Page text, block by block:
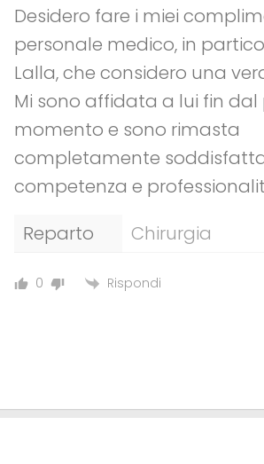
Desidero fare i miei
personale medico, in
Lalla, che considero una
Mi sono affidata a lui fin dal
momento e sono rimasta
completamente
competenza e
Reparto
Chirurgia
0 Rispondi